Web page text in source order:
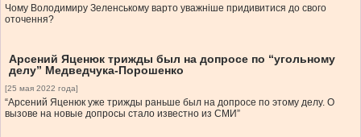
Чому Володимиру Зеленському варто уважніше придивитися до свого
оточення?
Арсений Яценюк трижды был на допросе по “угольному
делу” Медведчука-Порошенко
[25 мая 2022 года]
“Арсений Яценюк уже трижды раньше был на допросе по этому делу. О
вызове на новые допросы стало известно из СМИ”